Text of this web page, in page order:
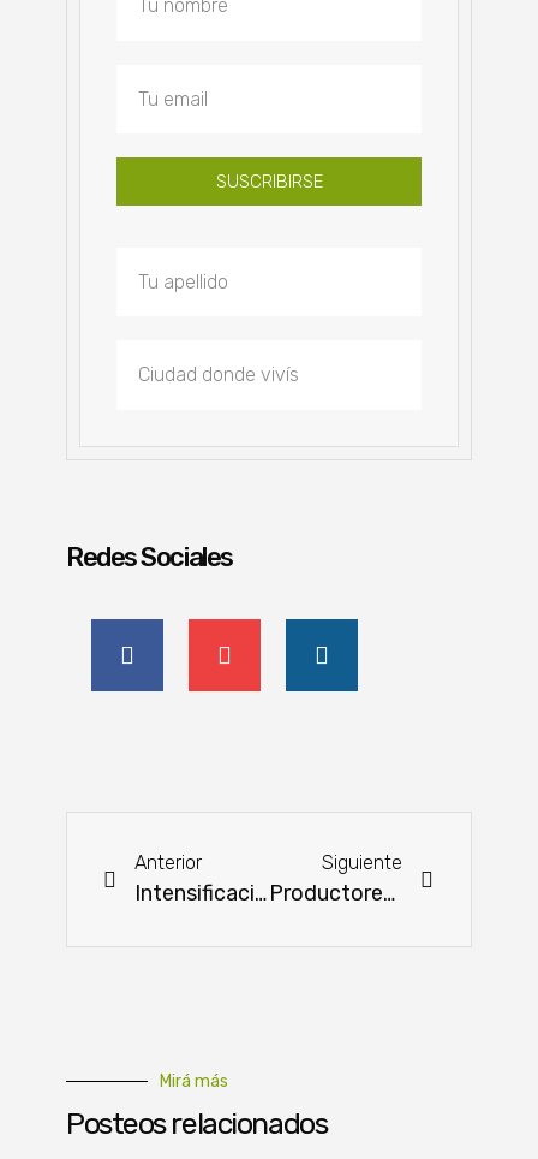
SUSCRIBIRSE
Redes Sociales
Anterior
Intensificación del Pastoreo: Mayor eficiencia del sistema ganadero
Siguiente
Productores, los protagonistas del Censo Agropecuario
Mirá más
Posteos relacionados